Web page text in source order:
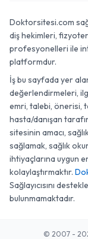
Doktorsitesi.com
diş hekimleri,
profesyonelleri ile
platformdur.
İş bu sayfada yer
değerlendirmeleri,
emri, talebi, önerisi,
hasta/danışan
sitesinin amacı,
sağlamak, sağlık
ihtiyaçlarına uygun
kolaylaştırmaktır.
Sağlayıcısını
bulunmamaktadır.
© 2007 -